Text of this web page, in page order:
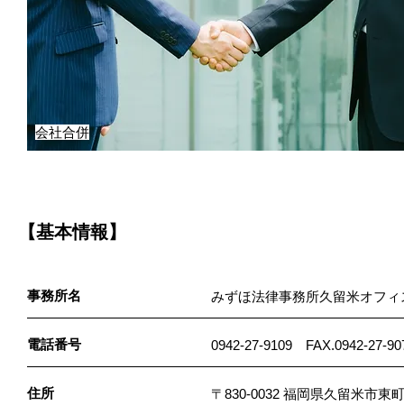
会社合併
【基本情報】
事務所名 みずほ法律事務所久留米オフィ
電話番号 0942-27-9109 FAX.0942-27-
住所
〒830-0032 福岡県久留米市東